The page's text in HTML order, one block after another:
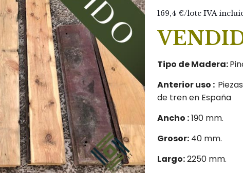
169,4 €/lote IVA
Tipo de Madera:
Anterior uso :
de tren en España
Ancho :190 mm.
Grosor: 40 mm.
Largo:2250 mm.